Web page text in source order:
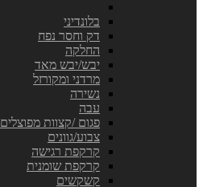
בלונדיני
דק וחסר נפח
החלקה
יבש/יבש מאד
מרדני ומקורזל
נשירה
עבה
פגום /קצוות מפוצלים
צבוע/גוונים
קרקפת רגישה
קרקפת שומנית
קשקשים